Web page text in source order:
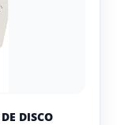
DISCO